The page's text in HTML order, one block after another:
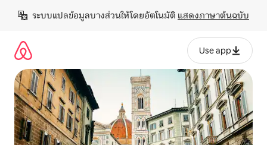
เนื้อหา
ระบบแปลข้อมูลบางส่วนให้โดยอัตโนมัติ แสดงภาษาต้นฉบับ
Use app